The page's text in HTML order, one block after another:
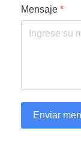
Mensaje *
Enviar